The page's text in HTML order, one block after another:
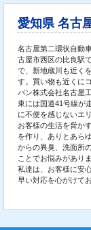
愛知県 名古
名古屋第二環状自動
古屋市西区の比良駅
で、新地蔵川も近く
す。買い物も近くに
パン株式会社名古屋
東には国道41号線が
に不便を感じないエ
お客様の生活を脅か
を作り、ありとあら
からの異臭、洗面所
ことでお悩みがあり
私達は、お客様に安
早い対応を心がけて